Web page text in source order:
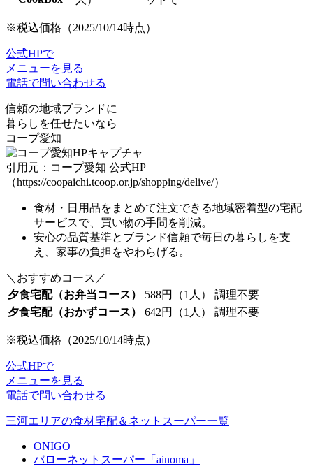
※税込価格（2025/10/14時点）
公式HPで
メニューを見る
電話で問い合わせる
信頼の地域ブランドに
暮らしを任せたいなら
コープ愛知
引用元：コープ愛知 公式HP
（https://coopaichi.tcoop.or.jp/shopping/delive/）
食材・日用品をまとめて注文できる地域密着型の宅配
サービスで、 買い物の手間を削減。
安心の品質基準とブランド信頼で毎日の暮らしを支
え、家事の負担をやわらげる。
＼おすすめコース／
夕食宅配（お弁当コース）
588円（1人）
調理不要
夕食宅配（おかずコース）
642円（1人） 調理不要
※税込価格（2025/10/14時点）
公式HPで
メニューを見る
電話で問い合わせる
三河エリアの食材宅配＆ネットスーパー一覧
ONIGO
バローネットスーパー「ainoma」